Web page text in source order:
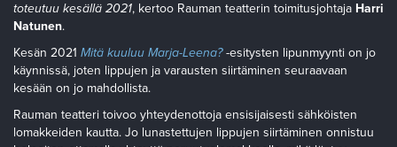
toteutuu kesällä 2021, kertoo Rauman teatterin toimitusjohtaja Harri
Natunen.
Kesän 2021 Mitä kuuluu Marja-Leena?-esitysten lipunmyynti on jo
käynnissä, joten lippujen ja varausten siirtäminen seuraavaan
kesään on jo mahdollista.
Rauman teatteri toivoo yhteydenottoja ensisijaisesti sähköisten
lomakkeiden kautta. Jo lunastettujen lippujen siirtäminen onnistuu